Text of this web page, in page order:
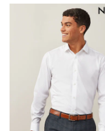
T-Shirts
Tops
Tracksuits
Pants & Chinos
Vests
Shop All
Boots
Half Sizes
Pram Shoes
Sneakers
School Shoes